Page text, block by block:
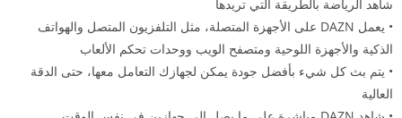
شاهد الرياضة بالطريقة التي تريدها
• يعمل DAZN على الأجهزة المتصلة، مثل التلفزيون المتصل والهواتف
الذكية والأجهزة اللوحية ومتصفح الويب ووحدات تحكم الألعاب
• يتم بث كل شيء بأفضل جودة يمكن لجهازك التعامل معها، حتى الدقة
العالية